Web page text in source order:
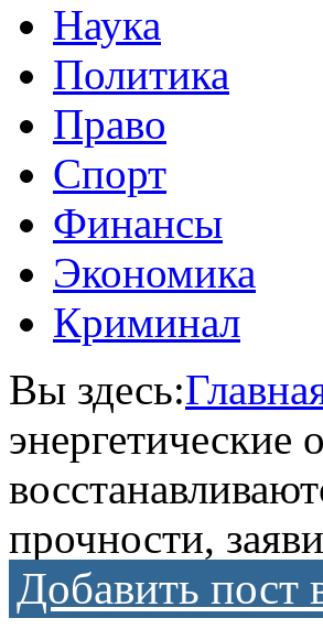
Наука
Политика
Право
Спорт
Финансы
Экономика
Криминал
Вы здесь:
прочности,
Добавить пост